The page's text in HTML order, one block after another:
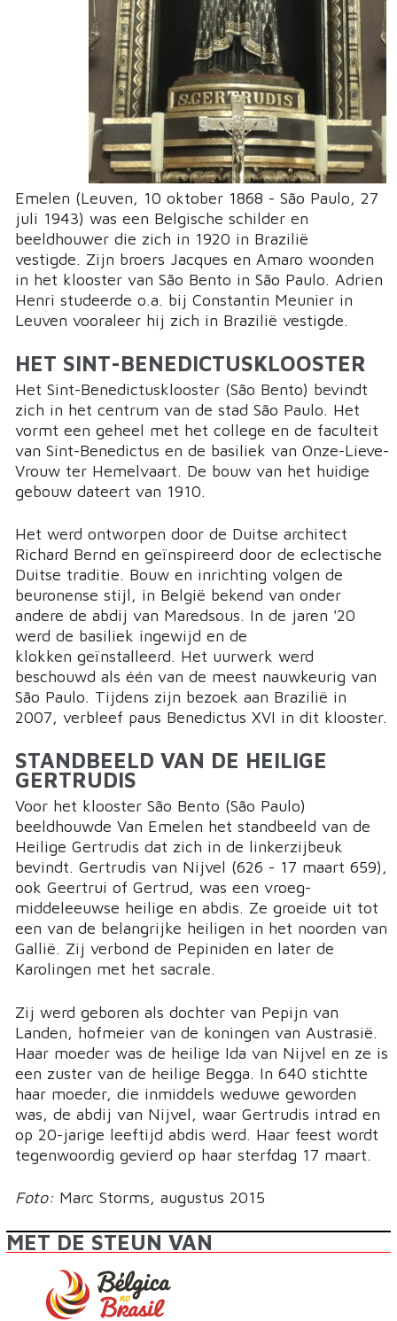
Emelen (Leuven, 10 oktober 1868 - São Paulo, 27
juli 1943) was een Belgische schilder en
beeldhouwer die zich in 1920 in Brazilië
vestigde. Zijn broers Jacques en Amaro woonden
in het klooster van São Bento in São Paulo. Adrien
Henri studeerde o.a. bij Constantin Meunier in
Leuven vooraleer hij zich in Brazilië vestigde.
HET SINT-BENEDICTUSKLOOSTER
Het Sint-Benedictusklooster (São Bento) bevindt
zich in het centrum van de stad São Paulo. Het
vormt een geheel met het college en de faculteit
van Sint-Benedictus en de basiliek van Onze-Lieve-
Vrouw ter Hemelvaart. De bouw van het huidige
gebouw dateert van 1910.
Het werd ontworpen door de Duitse architect
Richard Bernd en geïnspireerd door de eclectische
Duitse traditie. Bouw en inrichting volgen de
beuronense stijl, in België bekend van onder
andere de abdij van Maredsous. In de jaren '20
werd de basiliek ingewijd en de
klokken geïnstalleerd. Het uurwerk werd
beschouwd als één van de meest nauwkeurig van
São Paulo. Tijdens zijn bezoek aan Brazilië in
2007, verbleef paus Benedictus XVI in dit klooster.
STANDBEELD VAN DE HEILIGE
GERTRUDIS
Voor het klooster São Bento (São Paulo)
beeldhouwde Van Emelen het standbeeld van de
Heilige Gertrudis dat zich in de linkerzijbeuk
bevindt. Gertrudis van Nijvel (626 - 17 maart 659),
ook Geertrui of Gertrud, was een vroeg-
middeleeuwse heilige en abdis. Ze groeide uit tot
een van de belangrijke heiligen in het noorden van
Gallië. Zij verbond de Pepiniden en later de
Karolingen met het sacrale.
Zij werd geboren als dochter van Pepijn van
Landen, hofmeier van de koningen van Austrasië.
Haar moeder was de heilige Ida van Nijvel en ze is
een zuster van de heilige Begga. In 640 stichtte
haar moeder, die inmiddels weduwe geworden
was, de abdij van Nijvel, waar Gertrudis intrad en
op 20-jarige leeftijd abdis werd. Haar feest wordt
tegenwoordig gevierd op haar sterfdag 17 maart.
Foto: Marc Storms, augustus 2015
MET DE STEUN VAN